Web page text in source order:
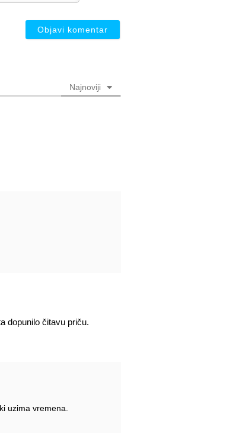
Najnoviji
dopunilo čitavu priču.
uzima vremena.